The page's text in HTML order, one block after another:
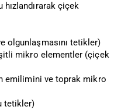
çiçek
olgunlaşmasını tetikler)
mikro elementler (çiçek
emilimini ve toprak mikro
tetikler)